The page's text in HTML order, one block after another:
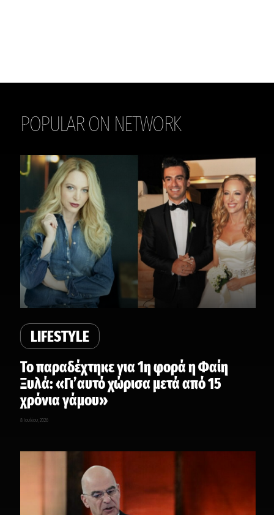
POPULAR ON NETWORK
THE DAILY
LIFESTYLE
Το παραδέχτηκε για 1η φορά η Φαίη
Ξυλά: «Γι’αυτό χώρισα μετά από 15
χρόνια γάμου»
8 Ιουλίου, 2026